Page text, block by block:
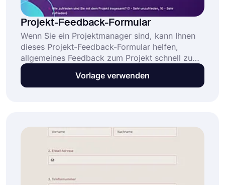
Projekt-Feedback-Formular
Wenn Sie ein Projektmanager sind, kann Ihnen
dieses Projekt-Feedback-Formular helfen,
allgemeines Feedback zum Projekt schnell zu
sammeln. Das Projekt-Feedback-Formular bittet
die Teilnehmer um Informationen zum Erfolg
Vorlage verwenden